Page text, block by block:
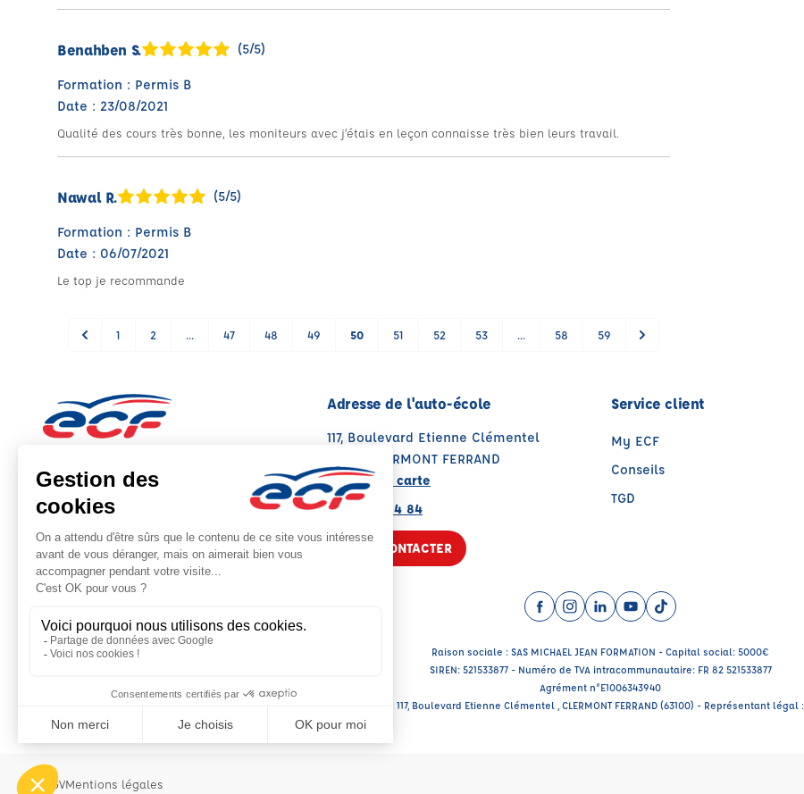
Benahben S. (5/5)
Formation : Permis B
Date : 23/08/2021
Qualité des cours très bonne, les moniteurs avec j’étais en leçon connaisse très bien leurs travail.
Nawal R. (5/5)
Formation : Permis B
Date : 06/07/2021
Le top je recommande
1 2 ... 47 48 49 50 51 52 53 ... 58 59
Note : 4.9/5
Moyenne calculée sur 292 avis
Adresse de l'auto-école
117, Boulevard Etienne Clémentel
63100 CLERMONT FERRAND
Voir sur la carte
04 73 23 04 84
NOUS CONTACTER
Service client
My ECF
Conseils
TGD
Facebook (nouvelle fenêtre)
Instagram (nouvelle fenêtre)
LinkedIn (nouvelle fenêtre)
YouTube (nouvelle fenêtre)
TikTok (nouvelle
Raison sociale : SAS MICHAEL JEAN FORMATION - Capital social: 5000€
SIREN: 521533877 - Numéro de TVA intracommunautaire: FR 82 521533877
Agrément n°E1006343940
Siège social : 117, Boulevard Etienne Clémentel , CLERMONT FERRAND (63100) - Représentant légal
CGVMentions légales